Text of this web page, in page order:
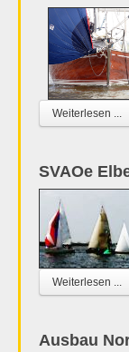
Weiterlesen ...
SVAOe
Weiterlesen ...
Ausbau